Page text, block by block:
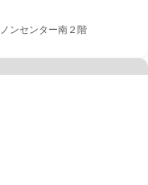
ンセンター南２階